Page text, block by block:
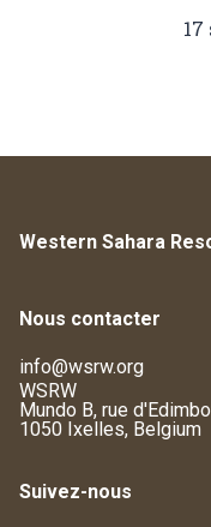
17
Western Sahara
Nous contacter
info@wsrw.org
WSRW
Mundo B, rue
1050 Ixelles, Belgium
Suivez-nous